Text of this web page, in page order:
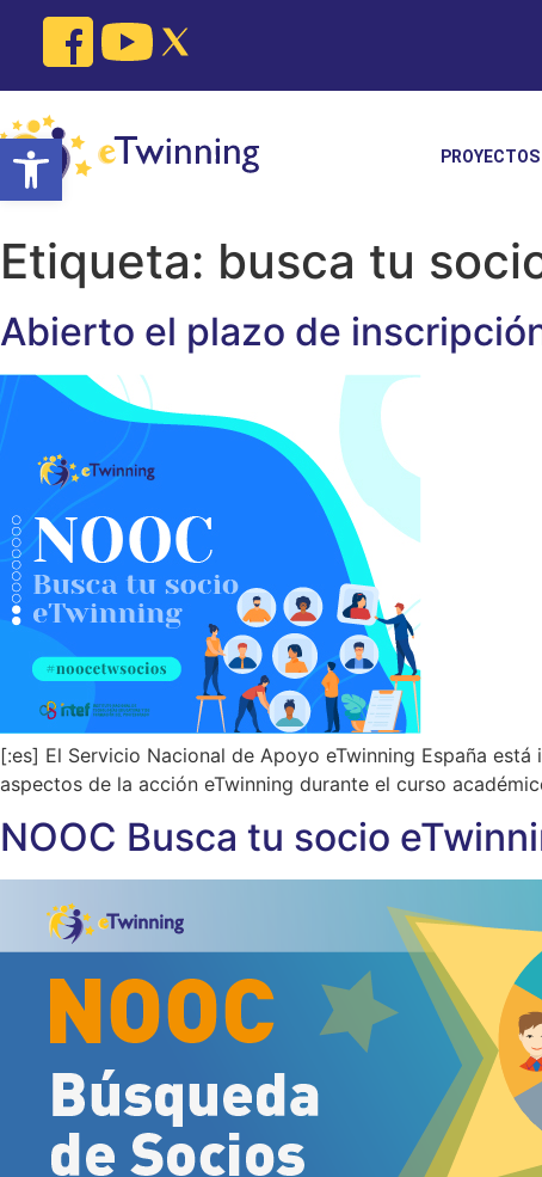
Open toolbar
content
PROYECTOS
Etiqueta: busca tu
Abierto el plazo de
[:es] El Servicio Nacional de Apoyo eTwinning España
aspectos de la acción eTwinning durante el curso
NOOC Busca tu socio